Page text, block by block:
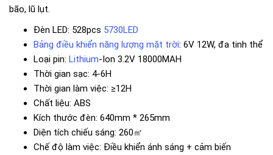
bão, lũ lụt.
Đèn LED: 528pcs 5730LED
Bảng điều khiển năng lượng mặt trời: 6V 12W, đa tinh thể
Loại pin: Lithium-Ion 3.2V 18000MAH
Thời gian sạc: 4-6H
Thời gian làm việc: ≥12H
Chất liệu: ABS
Kích thước đèn: 640mm * 265mm
Diện tích chiếu sáng: 260㎡
Chế độ làm việc: Điều khiển ánh sáng + cảm biến